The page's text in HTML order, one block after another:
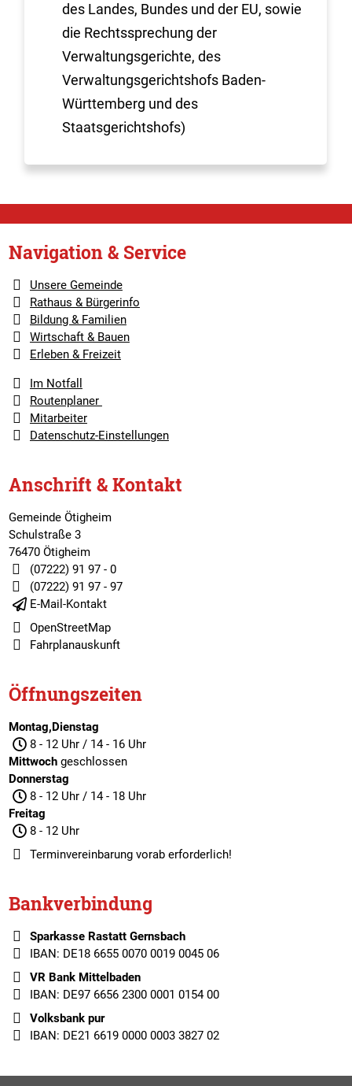
des Landes, Bundes und der EU, sowie
die Rechtssprechung der
Verwaltungsgerichte, des
Verwaltungsgerichtshofs Baden-
Württemberg und des
Staatsgerichtshofs)
Navigation & Service
Unsere Gemeinde
Rathaus & Bürgerinfo
Bildung & Familien
Wirtschaft & Bauen
Erleben & Freizeit
Im Notfall
Routenplaner
Mitarbeiter
Datenschutz-Einstellungen
Anschrift & Kontakt
Gemeinde Ötigheim
Schulstraße 3
76470 Ötigheim
(07222) 91 97 - 0
(07222) 91 97 - 97
E-Mail-Kontakt
OpenStreetMap
Fahrplanauskunft
Öffnungszeiten
Montag,Dienstag
8 - 12 Uhr / 14 - 16 Uhr
Mittwochgeschlossen
Donnerstag
8 - 12 Uhr / 14 - 18 Uhr
Freitag
8 - 12 Uhr
Terminvereinbarungvorab erforderlich!
Bankverbindung
Sparkasse Rastatt Gernsbach
IBAN: DE18 6655 0070 0019 0045 06
VR Bank Mittelbaden
IBAN: DE97 6656 2300 0001 0154 00
Volksbank pur
IBAN: DE21 6619 0000 0003 3827 02